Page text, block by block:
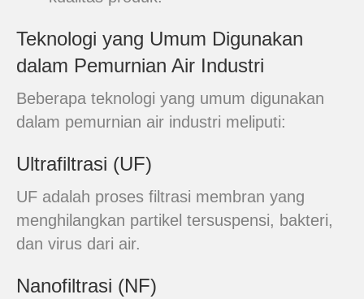
Teknologi yang Umum Digunakan
dalam Pemurnian Air Industri
Beberapa teknologi yang umum digunakan
dalam pemurnian air industri meliputi:
Ultrafiltrasi (UF)
UF adalah proses filtrasi membran yang
menghilangkan partikel tersuspensi, bakteri,
dan virus dari air.
Nanofiltrasi (NF)